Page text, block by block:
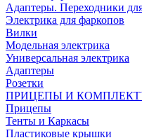
Адаптеры. Переходники
Электрика для фаркопов
Вилки
Модельная электрика
Универсальная электрика
Адаптеры
Розетки
ПРИЦЕПЫ И
Прицепы
Тенты и Каркасы
Пластиковые крышки